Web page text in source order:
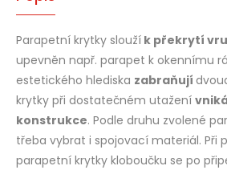
Parapetní krytky slouží k překrytí
upevněn např. parapet k okennímu
estetického hlediska zabraňují
krytky při dostatečném utažení
konstrukce. Podle druhu zvolené
třeba vybrat i spojovací materiál. Při
parapetní krytky kloboučku se po